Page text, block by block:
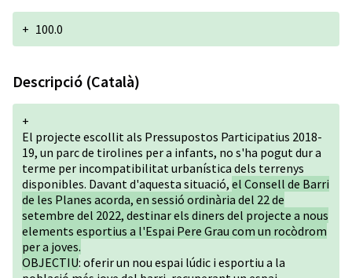
+ 100.0
Descripció (Català)
+
El projecte escollit als Pressupostos Participatius 2018-
19, un parc de tirolines per a infants, no s'ha pogut dur a
terme per incompatibilitat urbanística dels terrenys
disponibles. Davant d'aquesta situació, el Consell de Barri
de les Planes acorda, en sessió ordinària del 22 de
setembre del 2022, destinar els diners del projecte a nous
elements esportius a l'Espai Pere Grau com un rocòdrom
per a joves.
OBJECTIU: oferir un nou espai lúdic i esportiu a la